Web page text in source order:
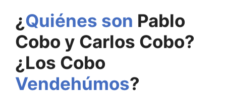
¿Quiénes son Pablo
Cobo y Carlos Cobo?
¿Los Cobo
Vendehúmos?